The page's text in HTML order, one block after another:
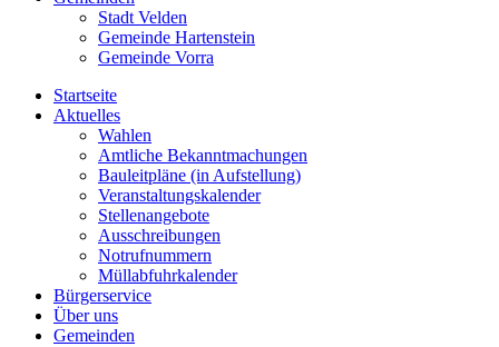
Stadt Velden
Gemeinde Hartenstein
Gemeinde Vorra
Startseite
Aktuelles
Wahlen
Amtliche Bekanntmachungen
Bauleitpläne (in Aufstellung)
Veranstaltungskalender
Stellenangebote
Ausschreibungen
Notrufnummern
Müllabfuhrkalender
Bürgerservice
Über uns
Gemeinden